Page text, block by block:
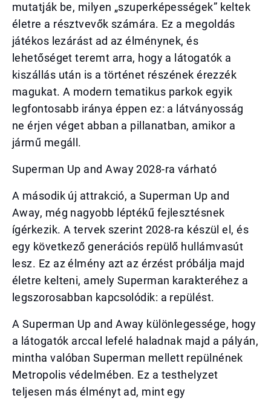
mutatják be, milyen „szuperképességek” keltek
életre a résztvevők számára. Ez a megoldás
játékos lezárást ad az élménynek, és
lehetőséget teremt arra, hogy a látogatók a
kiszállás után is a történet részének érezzék
magukat. A modern tematikus parkok egyik
legfontosabb iránya éppen ez: a látványosság
ne érjen véget abban a pillanatban, amikor a
jármű megáll.
Superman Up and Away 2028-ra várható
A második új attrakció, a Superman Up and
Away, még nagyobb léptékű fejlesztésnek
ígérkezik. A tervek szerint 2028-ra készül el, és
egy következő generációs repülő hullámvasút
lesz. Ez az élmény azt az érzést próbálja majd
életre kelteni, amely Superman karakteréhez a
legszorosabban kapcsolódik: a repülést.
A Superman Up and Away különlegessége, hogy
a látogatók arccal lefelé haladnak majd a pályán,
mintha valóban Superman mellett repülnének
Metropolis védelmében. Ez a testhelyzet
teljesen más élményt ad, mint egy